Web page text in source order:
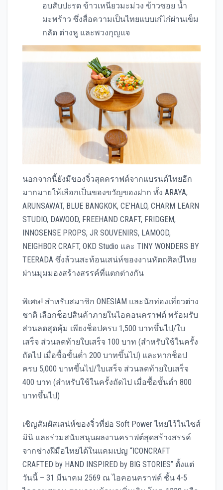
อบสับปะรด ข้าวเหนียวมะม่วง ข้าวซอย น้ำ
มะพร้าว ซึ่งสื่อความเป็นไทยแบบเก๋ไก๋ผ่านเข็ม
กลัด ต่างหู และพวงกุญแจ
นอกจากนี้ยังมีของจิ๋วสุดคราฟต์จากแบรนด์ไทยอีก
มากมายให้เลือกเป็นของขวัญของฝาก ทั้ง ARAYA,
ARUNSAWAT, BLUE BANGKOK, CE’HALO, CHARM LEARN
STUDIO, DAWOOD, FREEHAND CRAFT, FRIDGEM,
INNOSENSE PROPS, JR SOUVENIRS, LAMOOD,
NEIGHBOR CRAFT, OKD Studio และ TINY WONDERS BY
TEERADA ซึ่งล้วนสะท้อนเสน่ห์ของงานหัตถศิลป์ไทย
ผ่านมุมมองสร้างสรรค์ที่แตกต่างกัน
พิเศษ! สำหรับสมาชิก ONESIAM และนักท่องเที่ยวต่าง
ชาติ เลือกช็อปสินค้าภายในไอคอนคราฟต์ พร้อมรับ
ส่วนลดสุดคุ้ม เพียงช็อปครบ 1,500 บาทขึ้นไป/ใบ
เสร็จ ส่วนลดท้ายใบเสร็จ 100 บาท (สำหรับใช้ในครั้ง
ถัดไป เมื่อซื้อขั้นต่ำ 200 บาทขึ้นไป) และหากช็อป
ครบ 5,000 บาทขึ้นไป/ใบเสร็จ ส่วนลดท้ายใบเสร็จ
400 บาท (สำหรับใช้ในครั้งถัดไป เมื่อซื้อขั้นต่ำ 800
บาทขึ้นไป)
เชิญสัมผัสเสน่ห์ของจิ๋วที่ย่อ Soft Power ไทยไว้ในไซส์
มินิ และร่วมสนับสนุนผลงานคราฟต์สุดสร้างสรรค์
จากช่างฝีมือไทยได้ในแคมเปญ “ICONCRAFT
CRAFTED by HAND INSPIRED by BIG STORIES” ตั้งแต่
วันนี้ – 31 มีนาคม 2569 ณ ไอคอนคราฟต์ ชั้น 4-5